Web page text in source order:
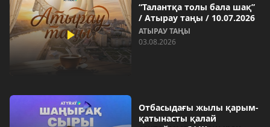
“Талантқа толы бала шақ”
/ Атырау таңы / 10.07.2026
АТЫРАУ ТАҢЫ
03.08.2026
Отбасыдағы жылы қарым-
қатынасты қалай